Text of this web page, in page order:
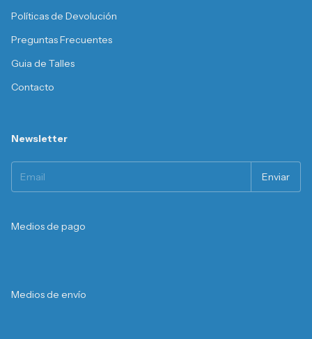
Políticas de Devolución
Preguntas Frecuentes
Guia de Talles
Contacto
Newsletter
Medios de pago
Medios de envío